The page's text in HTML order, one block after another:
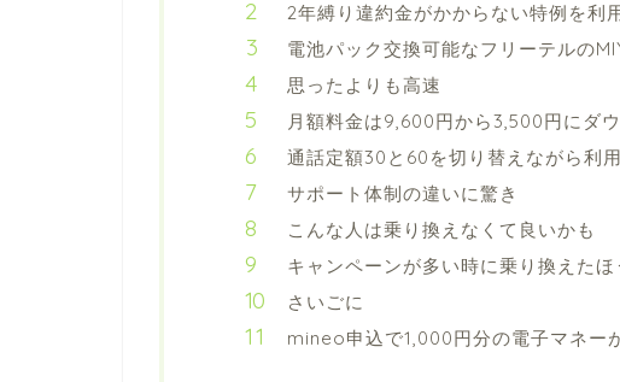
2年縛り違約金がかからない特例を利
電池パック交換可能なフリーテルの
思ったよりも高速
月額料金は9,600円から3,500円にダ
通話定額30と60を切り替えながら利用
サポート体制の違いに驚き
こんな人は乗り換えなくて良いかも
キャンペーンが多い時に乗り換えたほ
さいごに
mineo申込で1,000円分の電子マネー